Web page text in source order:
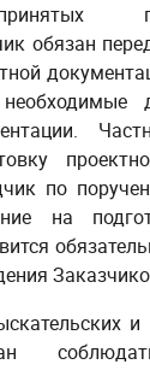
обязан
по
на